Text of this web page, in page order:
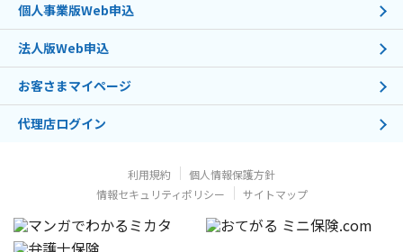
個人事業版Web申込
法人版Web申込
お客さまマイページ
代理店ログイン
利用規約
個人情報保護方針
情報セキュリティポリシー
サイトマップ